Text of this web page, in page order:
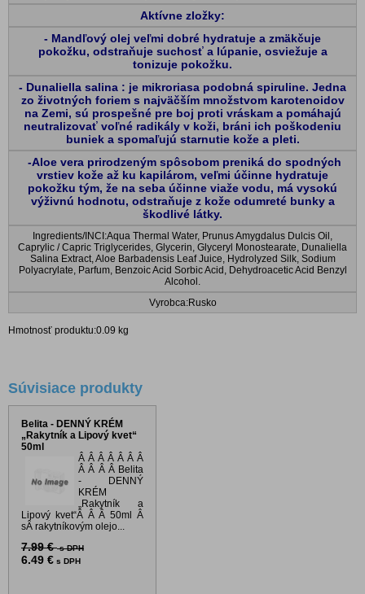
Aktívne zložky:
- Mandľový olej veľmi dobré hydratuje a zmäkčuje
pokožku, odstraňuje suchosť a lúpanie, osviežuje a
tonizuje pokožku.
- Dunaliella salina : je mikroriasa podobná spiruline. Jedna
zo životných foriem s najväčším množstvom karotenoidov
na Zemi, sú prospešné pre boj proti vráskam a pomáhajú
neutralizovať voľné radikály v koži, bráni ich poškodeniu
buniek a spomaľujú starnutie kože a pleti.
-Aloe vera prirodzeným spôsobom preniká do spodných
vrstiev kože až ku kapilárom, veľmi účinne hydratuje
pokožku tým, že na seba účinne viaže vodu, má vysokú
výživnú hodnotu, odstraňuje z kože odumreté bunky a
škodlivé látky.
Ingredients/INCI:Aqua Thermal Water, Prunus Amygdalus Dulcis Oil,
Caprylic / Capric Triglycerides, Glycerin, Glyceryl Monostearate, Dunaliella
Salina Extract, Aloe Barbadensis Leaf Juice, Hydrolyzed Silk, Sodium
Polyacrylate, Parfum, Benzoic Acid Sorbic Acid, Dehydroacetic Acid Benzyl
Alcohol.
Vyrobca:Rusko
Hmotnosť produktu:0.09 kg
Súvisiace produkty
Belita - DENNÝ KRÉM
„Rakytník a Lipový kvet“
50ml
Â Â Â Â Â Â Â
Â Â Â Â Belita
- DENNÝ
KRÉM
„Rakytník a
Lipový kvet“Â Â Â 50ml Â
sÂ rakytníkovým olejo...
7.99 €s DPH
6.49 € s DPH